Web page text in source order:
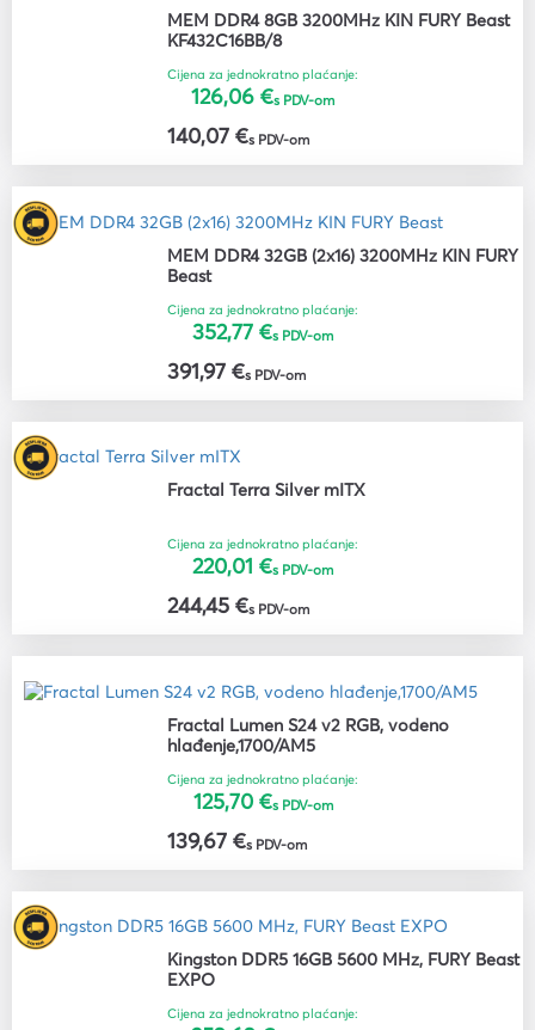
MEM DDR4 8GB 3200MHz KIN FURY Beast
KF432C16BB/8
Cijena za jednokratno plaćanje:
126,06 €s PDV-om
140,07 €s PDV-om
MEM DDR4 32GB (2x16) 3200MHz KIN FURY
Beast
Cijena za jednokratno plaćanje:
352,77 €s PDV-om
391,97 €s PDV-om
Fractal Terra Silver mITX
Cijena za jednokratno plaćanje:
220,01 €s PDV-om
244,45 €s PDV-om
Fractal Lumen S24 v2 RGB, vodeno
hlađenje,1700/AM5
Cijena za jednokratno plaćanje:
125,70 €s PDV-om
139,67 €s PDV-om
Kingston DDR5 16GB 5600 MHz, FURY Beast
EXPO
Cijena za jednokratno plaćanje: